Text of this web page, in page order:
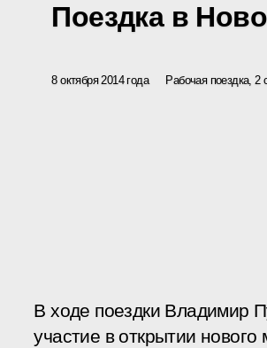
Поездка в
8 октября 2014 года Рабочая поездка, 2
В ходе поездки Владимир
участие в открытии нового